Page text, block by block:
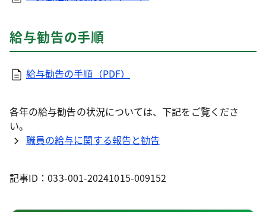
給与勧告の手順
給与勧告の手順（PDF）
各年の給与勧告の状況については、下記をご覧くださ
い。
職員の給与に関する報告と勧告
記事ID：033-001-20241015-009152